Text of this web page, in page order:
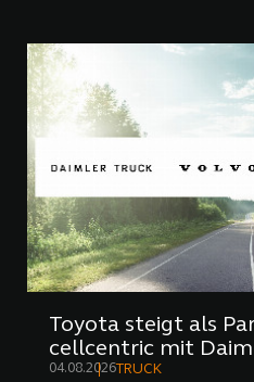
Toyota steigt als
cellcentric mit
04.08.2026TRUCK